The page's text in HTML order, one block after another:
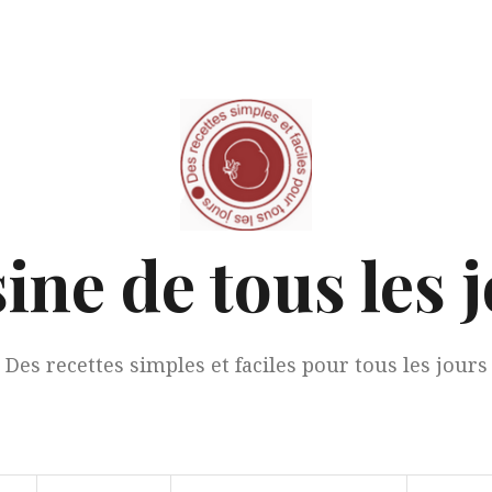
de tous les
Des recettes simples et faciles pour tous les jours